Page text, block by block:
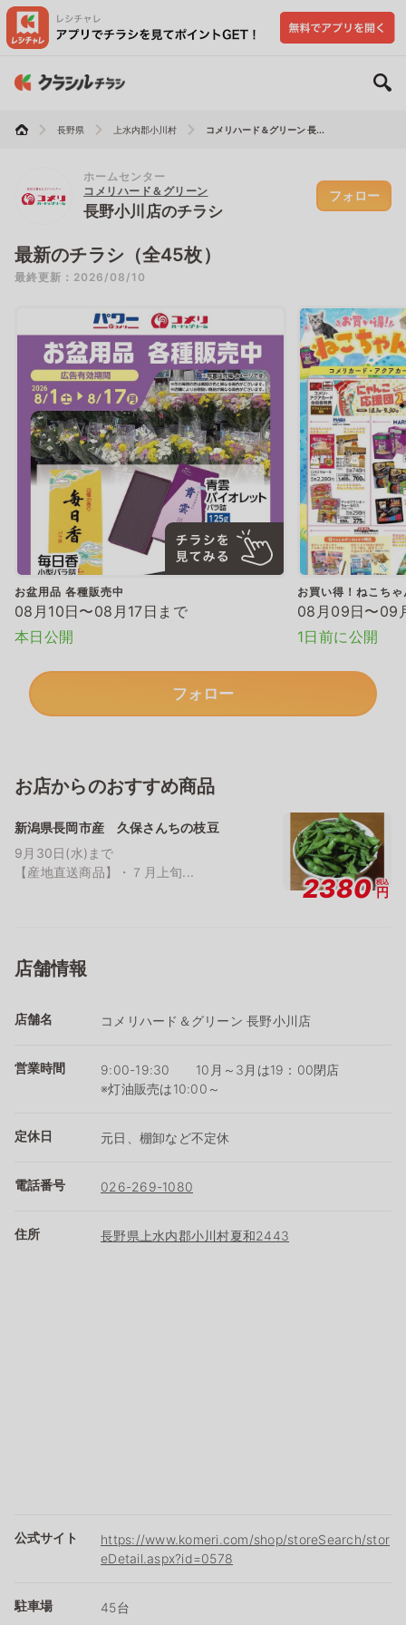
長野県 上水内郡小川村 コメリハード＆グリーン 長...
ホームセンター
コメリハード＆グリーン
長野小川店のチラシ
フォロー
最新のチラシ（全45枚）
最終更新：2026/08/10
お盆用品 各種販売中
08月10日〜08月17日まで
本日公開
お買い得！ねこち
08月09日〜09
1日前に公開
フォロー
お店からのおすすめ商品
新潟県長岡市産 久保さんちの枝豆
9月30日(水)まで
【産地直送商品】・７月上旬...
2380 税込
円
店舗情報
店舗名 コメリハード＆グリーン 長野小川店
営業時間
9:00-19:30 10月～3月は19：00閉店
※灯油販売は10:00～
定休日 元日、棚卸など不定休
電話番号 026-269-1080
住所 長野県上水内郡小川村夏和2443
公式サイト
https://www.komeri.com/shop/storeSearch/stor
eDetail.aspx?id=0578
駐車場 45台